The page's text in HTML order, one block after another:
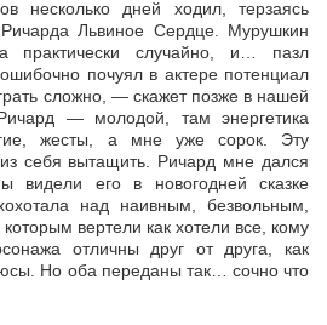
несколько дней ходил, терзаясь
Львиное Сердце. Мурушкин
практически случайно, и… пазл
почуял в актере потенциал
сложно, — скажет позже в нашей
— молодой, там энергетика
жесты, а мне уже сорок. Эту
себя вытащить. Ричард мне дался
видели его в новогодней сказке
над наивным, безвольным,
вертели как хотели все, кому
отличны друг от друга, как
Но оба переданы так… сочно что